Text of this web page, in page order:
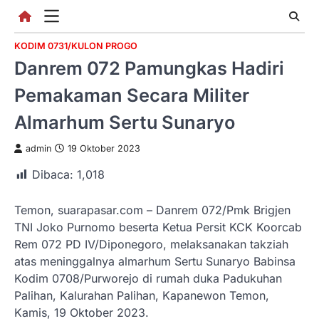
content
KODIM 0731/KULON PROGO
Danrem 072 Pamungkas Hadiri
Pemakaman Secara Militer
Almarhum Sertu Sunaryo
admin 19 Oktober 2023
Dibaca: 1,018
Temon, suarapasar.com – Danrem 072/Pmk Brigjen
TNI Joko Purnomo beserta Ketua Persit KCK Koorcab
Rem 072 PD IV/Diponegoro, melaksanakan takziah
atas meninggalnya almarhum Sertu Sunaryo Babinsa
Kodim 0708/Purworejo di rumah duka Padukuhan
Palihan, Kalurahan Palihan, Kapanewon Temon,
Kamis, 19 Oktober 2023.